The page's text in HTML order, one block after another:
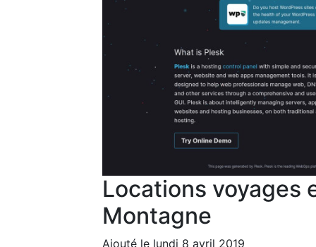
Locations voyages
Montagne
Ajouté le lundi 8 avril 2019